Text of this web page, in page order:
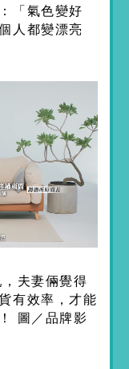
「氣色變好
人都變漂亮
夫妻倆覺得
有效率，才能
圖／品牌影